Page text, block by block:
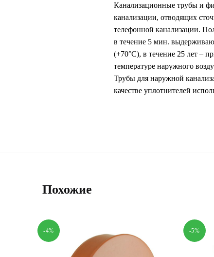
Канализационные трубы и
канализации, отводящих
телефонной канализации.
в течение 5 мин.
(+70°С), в течение 25 лет –
температуре наружного
Трубы для наружной
качестве уплотнителей
Похожие
-4% -5%